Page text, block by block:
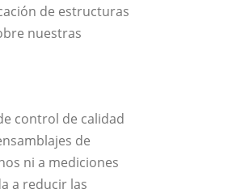
de estructuras
nuestras
control de calidad
de
ni a mediciones
a reducir las